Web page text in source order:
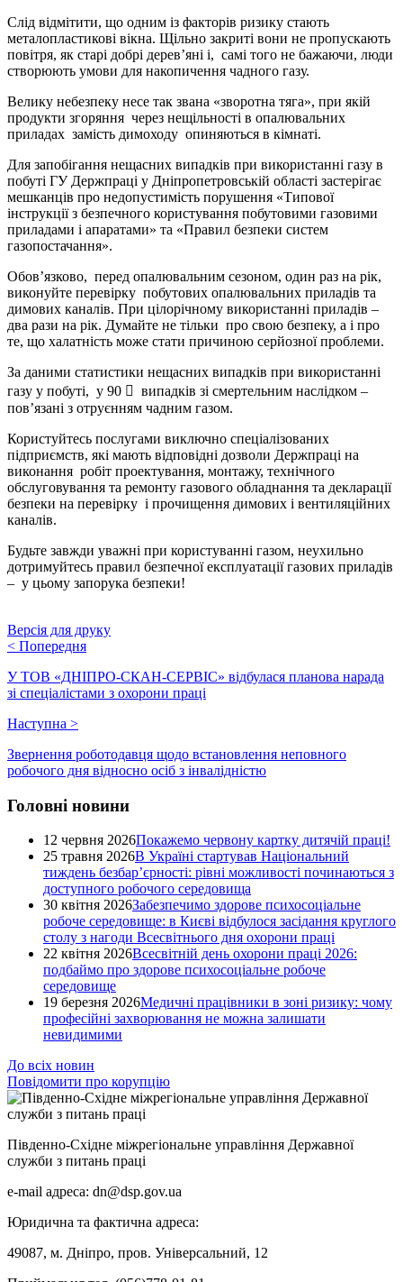
Слід відмітити, що одним із факторів ризику стають
металопластикові вікна. Щільно закриті вони не пропускають
повітря, як старі добрі дерев’яні і, самі того не бажаючи, люди
створюють умови для накопичення чадного газу.
Велику небезпеку несе так звана «зворотна тяга», при якій
продукти згоряння через нещільності в опалювальних
приладах замість димоходу опиняються в кімнаті.
Для запобігання нещасних випадків при використанні газу в
побуті ГУ Держпраці у Дніпропетровській області застерігає
мешканців про недопустимість порушення «Типової
інструкції з безпечного користування побутовими газовими
приладами і апаратами» та «Правил безпеки систем
газопостачання».
Обов’язково, перед опалювальним сезоном, один раз на рік,
виконуйте перевірку побутових опалювальних приладів та
димових каналів. При цілорічному використанні приладів –
два рази на рік. Думайте не тільки про свою безпеку, а і про
те, що халатність може стати причиною серйозної проблеми.
За даними статистики нещасних випадків при використанні
газу у побуті, у 90  випадків зі смертельним наслідком –
пов’язані з отруєнням чадним газом.
Користуйтесь послугами виключно спеціалізованих
підприємств, які мають відповідні дозволи Держпраці на
виконання робіт проектування, монтажу, технічного
обслуговування та ремонту газового обладнання та декларації
безпеки на перевірку і прочищення димових і вентиляційних
каналів.
Будьте завжди уважні при користуванні газом, неухильно
дотримуйтесь правил безпечної експлуатації газових приладів
– у цьому запорука безпеки!
Версія для друку
< Попередня
У ТОВ «ДНІПРО-СКАН-СЕРВІС» відбулася планова нарада
зі спеціалістами з охорони праці
Наступна >
Звернення роботодавця щодо встановлення неповного
робочого дня відносно осіб з інвалідністю
Головні новини
12 червня 2026Покажемо червону картку дитячій праці!
25 травня 2026В Україні стартував Національний
тиждень безбар’єрності: рівні можливості починаються з
доступного робочого середовища
30 квітня 2026Забезпечимо здорове психосоціальне
робоче середовище: в Києві відбулося засідання круглого
столу з нагоди Всесвітнього дня охорони праці
22 квітня 2026Всесвітній день охорони праці 2026:
подбаймо про здорове психосоціальне робоче
середовище
19 березня 2026Медичні працівники в зоні ризику: чому
професійні захворювання не можна залишати
невидимими
До всіх новин
Повідомити про корупцію
Південно-Східне міжрегіональне управління Державної
служби з питань праці
e-mail адреса: dn@dsp.gov.ua
Юридична та фактична адреса:
49087, м. Дніпро, пров. Універсальний, 12